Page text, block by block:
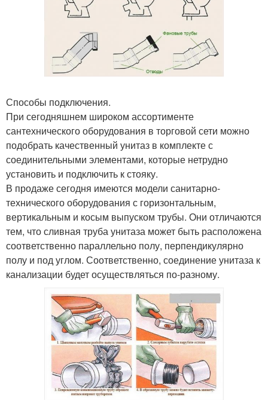
Способы подключения.
При сегодняшнем широком ассортименте
сантехнического оборудования в торговой сети можно
подобрать качественный унитаз в комплекте с
соединительными элементами, которые нетрудно
установить и подключить к стояку.
В продаже сегодня имеются модели санитарно-
технического оборудования с горизонтальным,
вертикальным и косым выпуском трубы. Они отличаются
тем, что сливная труба унитаза может быть расположена
соответственно параллельно полу, перпендикулярно
полу и под углом. Соответственно, соединение унитаза к
канализации будет осуществляться по-разному.